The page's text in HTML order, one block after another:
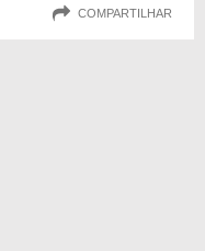
COMPARTILHAR